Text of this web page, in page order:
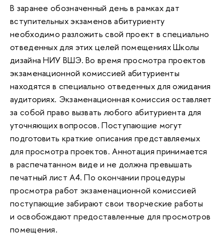
В заранее обозначенный день в рамках дат
вступительных экзаменов абитуриенту
необходимо разложить свой проект в специально
отведенных для этих целей помещениях Школы
дизайна НИУ ВШЭ. Во время просмотра проектов
экзаменационной комиссией абитуриенты
находятся в специально отведенных для ожидания
аудиториях. Экзаменационная комиссия оставляет
за собой право вызвать любого абитуриента для
уточняющих вопросов. Поступающие могут
подготовить краткие описания представляемых
для просмотра проектов. Аннотация принимается
в распечатанном виде и не должна превышать
печатный лист А4. По окончании процедуры
просмотра работ экзаменационной комиссией
поступающие забирают свои творческие работы
и освобождают предоставленные для просмотров
помещения.